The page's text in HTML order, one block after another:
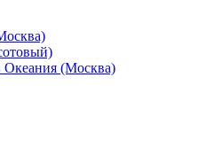
Океания (Москва)